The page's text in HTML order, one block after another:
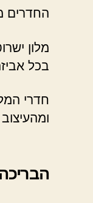
החדרים
מלון
בכל
חדרי